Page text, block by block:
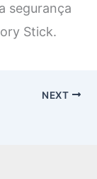
segurança
Stick.
NEXT